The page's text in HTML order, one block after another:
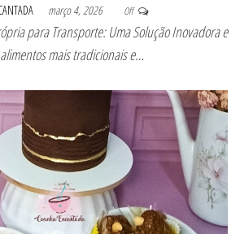
março 4, 2026 Off
para Transporte: Uma Solução Inovadora e
mais tradicionais e…